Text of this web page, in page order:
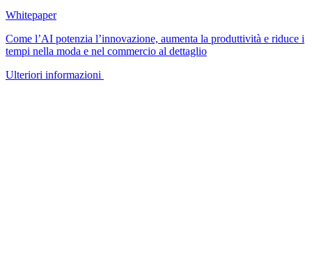
Whitepaper
Come l’AI potenzia l’innovazione, aumenta la produttività e riduce i
tempi nella moda e nel commercio al dettaglio
Ulteriori informazioni